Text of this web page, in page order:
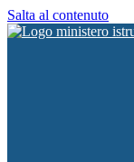
Salta al contenuto